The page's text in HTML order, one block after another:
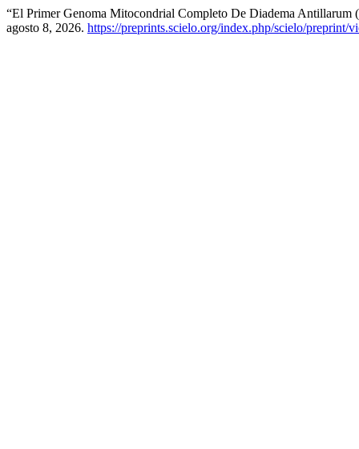
“El Primer Genoma Mitocondrial Completo De Diadema Antillarum
agosto 8, 2026. https://preprints.scielo.org/index.php/scielo/preprint/